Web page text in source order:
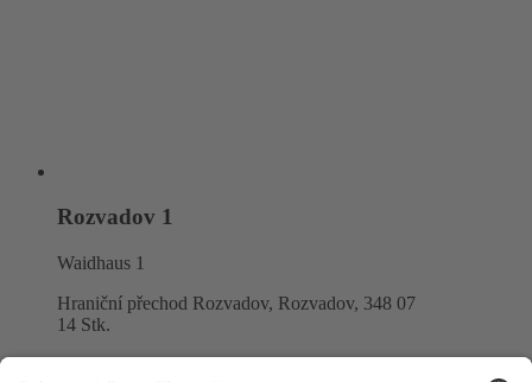
Rozvadov 1
Waidhaus 1
Hraniční přechod Rozvadov, Rozvadov, 348 07
14 Stk.